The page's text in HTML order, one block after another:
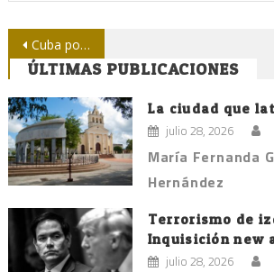
Navegación
de
entradas
Cuba por una educación integral y de calidad
ÚLTIMAS PUBLICACIONES
La ciudad que
julio 28, 2026
María Fernanda
Hernández
Terrorismo de
Inquisición new
julio 28, 2026